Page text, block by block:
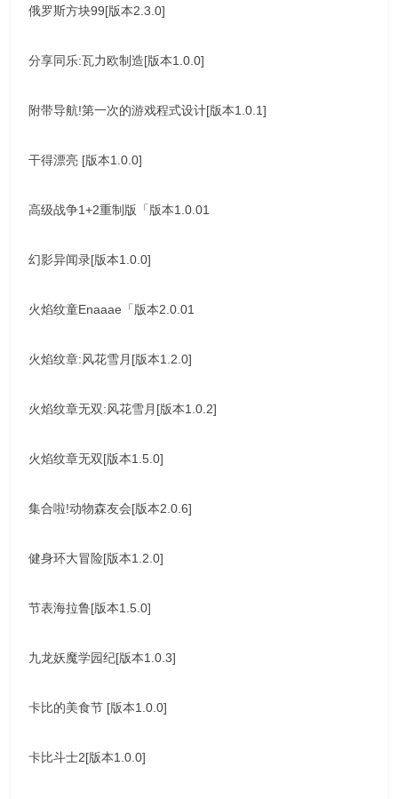
俄罗斯方块99[版本2.3.0]
分享同乐:瓦力欧制造[版本1.0.0]
附带导航!第一次的游戏程式设计[版本1.0.1]
干得漂亮 [版本1.0.0]
高级战争1+2重制版「版本1.0.01
幻影异闻录[版本1.0.0]
火焰纹童Enaaae「版本2.0.01
火焰纹章:风花雪月[版本1.2.0]
火焰纹章无双:风花雪月[版本1.0.2]
火焰纹章无双[版本1.5.0]
集合啦!动物森友会[版本2.0.6]
健身环大冒险[版本1.2.0]
节表海拉鲁[版本1.5.0]
九龙妖魔学园纪[版本1.0.3]
卡比的美食节 [版本1.0.0]
卡比斗士2[版本1.0.0]